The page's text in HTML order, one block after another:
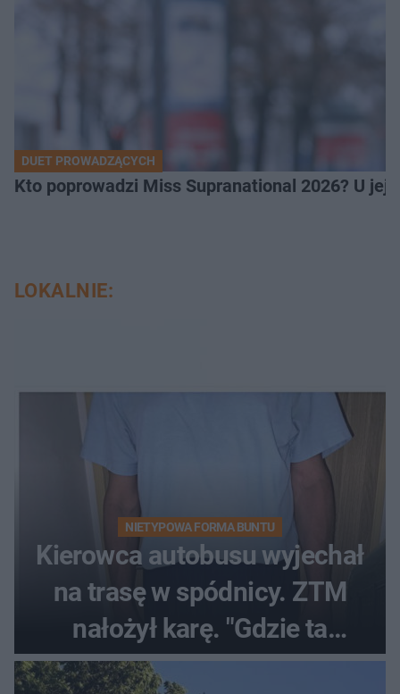
DUET PROWADZĄCYCH
Kto poprowadzi Miss Supranational 2026? U jej
LOKALNIE:
NIETYPOWA FORMA BUNTU
Kierowca autobusu wyjechał
na trasę w spódnicy. ZTM
nałożył karę. "Gdzie ta
tolerancja?"